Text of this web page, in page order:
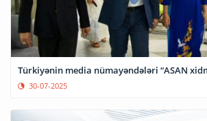
Türkiyənin media nümayəndələri “ASAN
30-07-2025